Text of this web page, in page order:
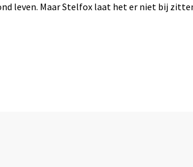
leven. Maar Stelfox laat het er niet bij